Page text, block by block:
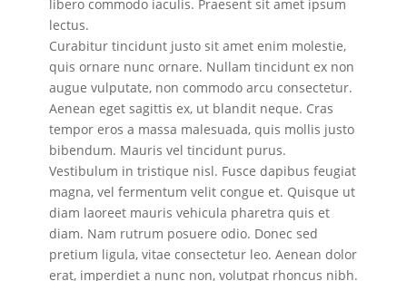
libero commodo iaculis. Praesent sit amet ipsum
lectus.
Curabitur tincidunt justo sit amet enim molestie,
quis ornare nunc ornare. Nullam tincidunt ex non
augue vulputate, non commodo arcu consectetur.
Aenean eget sagittis ex, ut blandit neque. Cras
tempor eros a massa malesuada, quis mollis justo
bibendum. Mauris vel tincidunt purus.
Vestibulum in tristique nisl. Fusce dapibus feugiat
magna, vel fermentum velit congue et. Quisque ut
diam laoreet mauris vehicula pharetra quis et
diam. Nam rutrum posuere odio. Donec sed
pretium ligula, vitae consectetur leo. Aenean dolor
erat, imperdiet a nunc non, volutpat rhoncus nibh.